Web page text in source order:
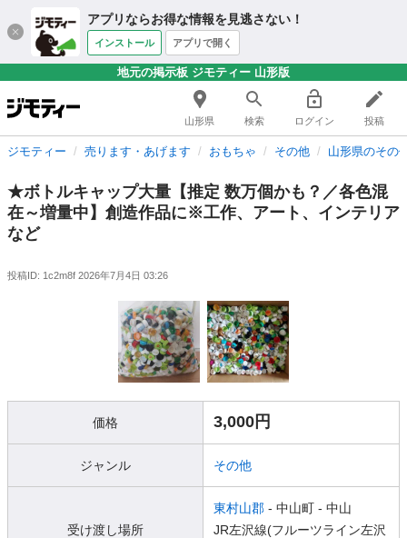
アプリならお得な情報を見逃さない！
インストール アプリで開く
地元の掲示板 ジモティー 山形版
山形県 検索 ログイン 投稿
ジモティー 売ります・あげます おもちゃ その他 山形県のその
★ボトルキャップ大量【推定 数万個かも？／各色混
在～増量中】創造作品に※工作、アート、インテリア
など
投稿ID: 1c2m8f 2026年7月4日 03:26
価格 3,000円
ジャンル その他
受け渡し場所
東村山郡 - 中山町 - 中山
JR左沢線(フルーツライン左沢